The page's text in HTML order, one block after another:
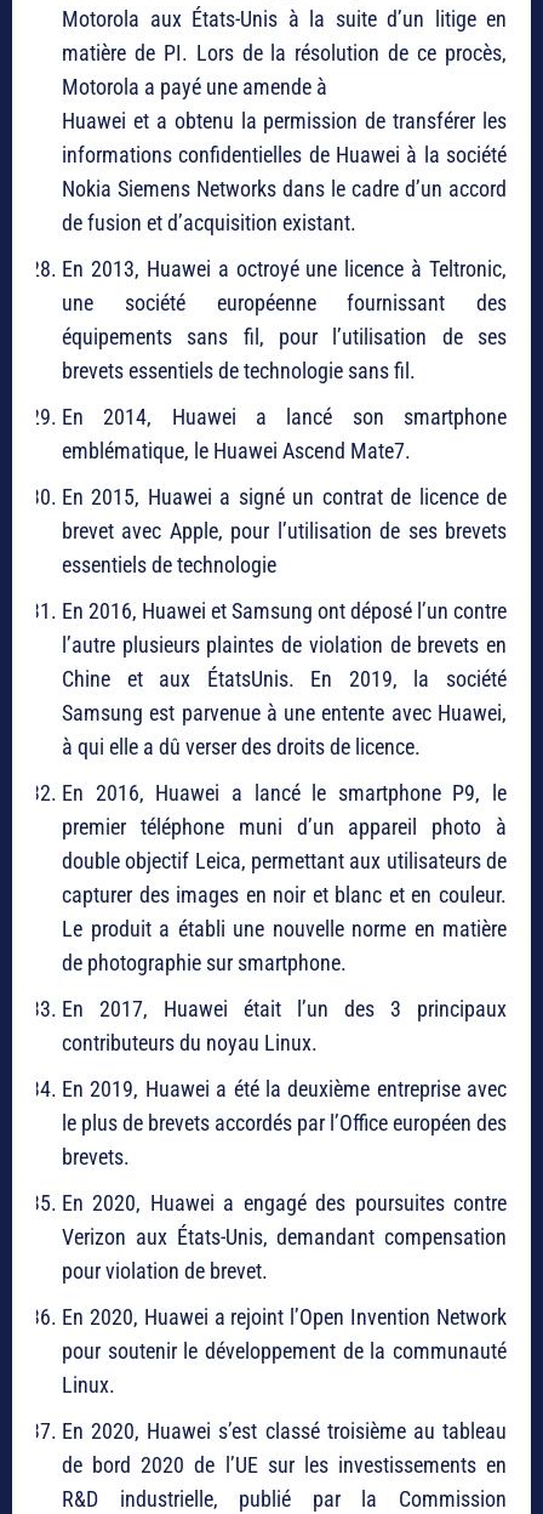
Motorola aux États-Unis à la suite d’un litige en
matière de PI. Lors de la résolution de ce procès,
Motorola a payé une amende à
Huawei et a obtenu la permission de transférer les
informations confidentielles de Huawei à la société
Nokia Siemens Networks dans le cadre d’un accord
de fusion et d’acquisition existant.
En 2013, Huawei a octroyé une licence à Teltronic,
une société européenne fournissant des
équipements sans fil, pour l’utilisation de ses
brevets essentiels de technologie sans fil.
En 2014, Huawei a lancé son smartphone
emblématique, le Huawei Ascend Mate7.
En 2015, Huawei a signé un contrat de licence de
brevet avec Apple, pour l’utilisation de ses brevets
essentiels de technologie
En 2016, Huawei et Samsung ont déposé l’un contre
l’autre plusieurs plaintes de violation de brevets en
Chine et aux ÉtatsUnis. En 2019, la société
Samsung est parvenue à une entente avec Huawei,
à qui elle a dû verser des droits de licence.
En 2016, Huawei a lancé le smartphone P9, le
premier téléphone muni d’un appareil photo à
double objectif Leica, permettant aux utilisateurs de
capturer des images en noir et blanc et en couleur.
Le produit a établi une nouvelle norme en matière
de photographie sur smartphone.
En 2017, Huawei était l’un des 3 principaux
contributeurs du noyau Linux.
En 2019, Huawei a été la deuxième entreprise avec
le plus de brevets accordés par l’Office européen des
brevets.
En 2020, Huawei a engagé des poursuites contre
Verizon aux États-Unis, demandant compensation
pour violation de brevet.
En 2020, Huawei a rejoint l’Open Invention Network
pour soutenir le développement de la communauté
Linux.
En 2020, Huawei s’est classé troisième au tableau
de bord 2020 de l’UE sur les investissements en
R&D industrielle, publié par la Commission